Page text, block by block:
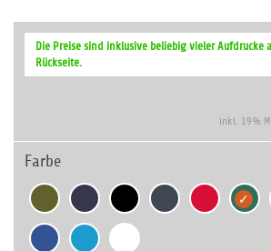
Anfang
Bildergalerie
Die Preise sind inklusive beliebig vieler Aufdrucke
Rückseite.
inkl. 19%
Farbe